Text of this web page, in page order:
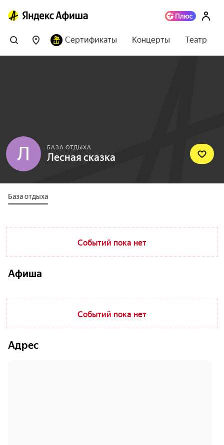
Сертификаты Концерты Театр
Л БАЗА ОТДЫХА
Лесная сказка
База отдыха
Событий пока нет
Афиша
Событий пока нет
Адрес